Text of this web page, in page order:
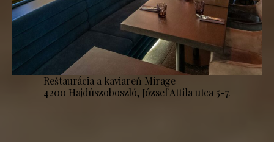
Reštaurácia a kaviareň Mirage
4200 Hajdúszoboszló, József Attila utca 5-7.